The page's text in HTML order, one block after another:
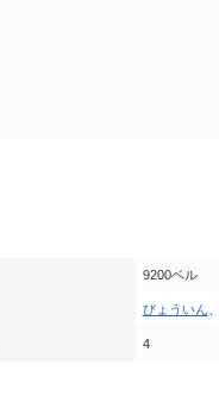
9200ベル
びょういん、
4